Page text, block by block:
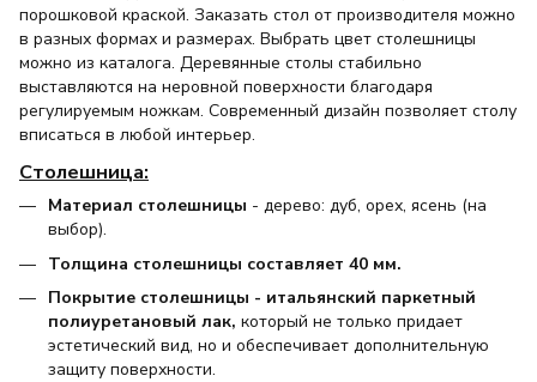
порошковой краской. Заказать стол от производителя можно
в разных формах и размерах. Выбрать цвет столешницы
можно из каталога. Деревянные столы стабильно
выставляются на неровной поверхности благодаря
регулируемым ножкам. Современный дизайн позволяет столу
вписаться в любой интерьер.
Столешница:
Материал столешницы - дерево: дуб, орех, ясень (на
выбор).
Толщина столешницы составляет 40 мм.
Покрытие столешницы - итальянский паркетный
полиуретановый лак, который не только придает
эстетический вид, но и обеспечивает дополнительную
защиту поверхности.